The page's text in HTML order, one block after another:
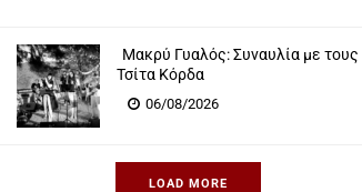
Μακρύ Γυαλός: Συναυλία με τους
Τσίτα Κόρδα
06/08/2026
LOAD MORE